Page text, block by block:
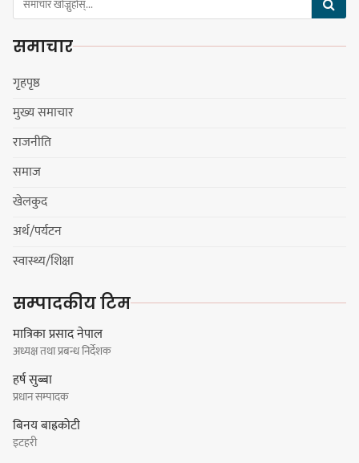
चाम्लिङको चेतावनी
समाचार
गृहपृष्ठ
मुख्य समाचार
राजनीति
समाज
खेलकुद
अर्थ/पर्यटन
स्वास्थ्य/शिक्षा
सम्पादकीय टिम
मात्रिका प्रसाद नेपाल
अध्यक्ष तथा प्रबन्ध निर्देशक
हर्ष सुब्बा
प्रधान सम्पादक
बिनय बाह्रकोटी
इटहरी